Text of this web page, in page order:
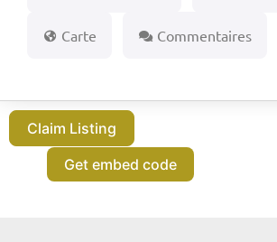
Carte Commentaires
Claim Listing
Get embed code